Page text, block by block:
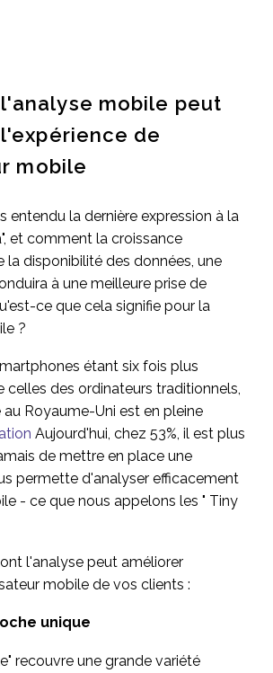
mobile peut
de
mobile
entendu la dernière expression à la
et comment la croissance
la disponibilité des données, une
à une meilleure prise de
ce que cela signifie pour la
?
étant six fois plus
celles des ordinateurs traditionnels,
Royaume-Uni est en pleine
Aujourd'hui, chez 53%, il est plus
de mettre en place une
permette d'analyser efficacement
- ce que nous appelons les " Tiny
l'analyse peut améliorer
mobile de vos clients :
unique
recouvre une grande variété